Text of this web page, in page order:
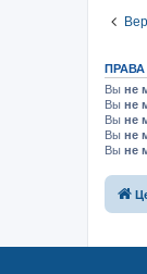
Вы не
Вы не
Вы не
Вы не
Вы не